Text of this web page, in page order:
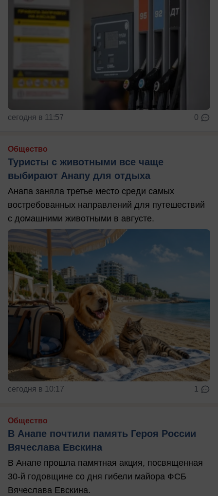
сегодня в 11:57 0
Общество
Туристы с животными все чаще
выбирают Анапу для отдыха
Анапа заняла третье место среди самых
востребованных направлений для путешествий
с домашними животными в августе.
сегодня в 10:17 1
Общество
В Анапе почтили память Героя России
Вячеслава Евскина
В Анапе прошла памятная акция, посвященная
30-й годовщине со дня гибели майора ФСБ
Вячеслава Евскина.